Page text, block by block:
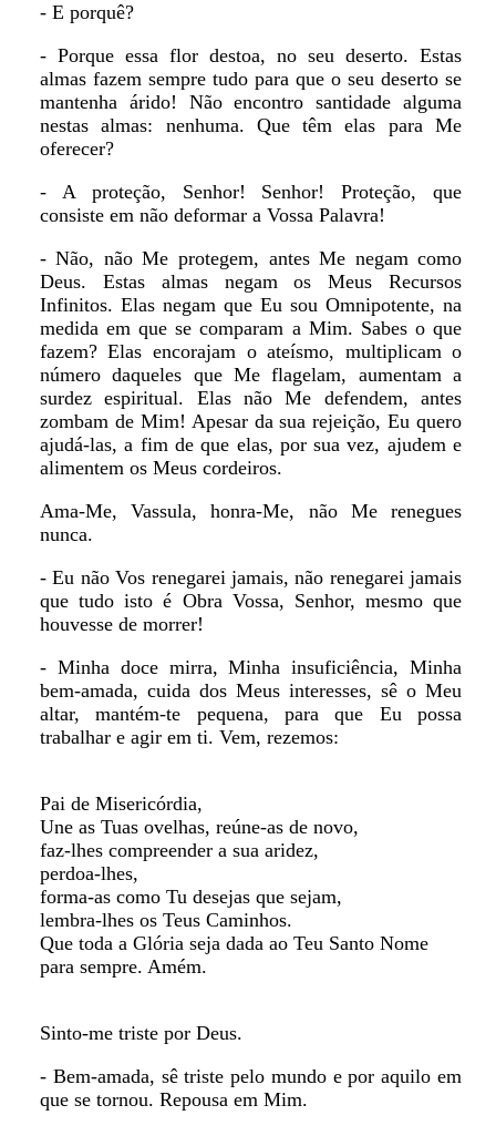
- E porquê?
- Porque essa flor destoa, no seu deserto. Estas
almas fazem sempre tudo para que o seu deserto se
mantenha árido! Não encontro santidade alguma
nestas almas: nenhuma. Que têm elas para Me
oferecer?
- A proteção, Senhor! Senhor! Proteção, que
consiste em não deformar a Vossa Palavra!
- Não, não Me protegem, antes Me negam como
Deus. Estas almas negam os Meus Recursos
Infinitos. Elas negam que Eu sou Omnipotente, na
medida em que se comparam a Mim. Sabes o que
fazem? Elas encorajam o ateísmo, multiplicam o
número daqueles que Me flagelam, aumentam a
surdez espiritual. Elas não Me defendem, antes
zombam de Mim! Apesar da sua rejeição, Eu quero
ajudá-las, a fim de que elas, por sua vez, ajudem e
alimentem os Meus cordeiros.
Ama-Me, Vassula, honra-Me, não Me renegues
nunca.
- Eu não Vos renegarei jamais, não renegarei jamais
que tudo isto é Obra Vossa, Senhor, mesmo que
houvesse de morrer!
- Minha doce mirra, Minha insuficiência, Minha
bem-amada, cuida dos Meus interesses, sê o Meu
altar, mantém-te pequena, para que Eu possa
trabalhar e agir em ti. Vem, rezemos:
Pai de Misericórdia,
Une as Tuas ovelhas, reúne-as de novo,
faz-lhes compreender a sua aridez,
perdoa-lhes,
forma-as como Tu desejas que sejam,
lembra-lhes os Teus Caminhos.
Que toda a Glória seja dada ao Teu Santo Nome
para sempre. Amém.
Sinto-me triste por Deus.
- Bem-amada, sê triste pelo mundo e por aquilo em
que se tornou. Repousa em Mim.